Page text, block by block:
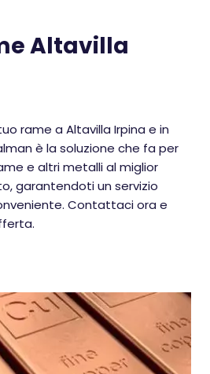
Altavilla
rame a Altavilla Irpina e in
è la soluzione che fa per
e altri metalli al miglior
garantendoti un servizio
Contattaci ora e